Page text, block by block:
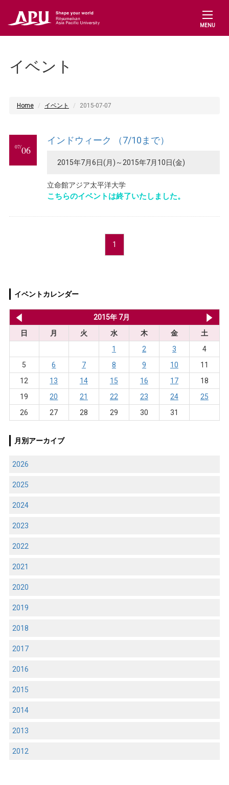
MENU
イベント
Home イベント 2015-07-07
07/06
インドウィーク （7/10まで）
2015年7月6日(月)～2015年7月10日(金)
立命館アジア太平洋大学
こちらのイベントは終了いたしました。
1
イベントカレンダー
2015年 7月
日
月 火 水 木 金
土
1
2 3
4
5
6 7 8 9 10
11
12
13 14 15 16 17
18
19
20 21 22 23 24
25
26
27 28 29 30 31
月別アーカイブ
2026
2025
2024
2023
2022
2021
2020
2019
2018
2017
2016
2015
2014
2013
2012